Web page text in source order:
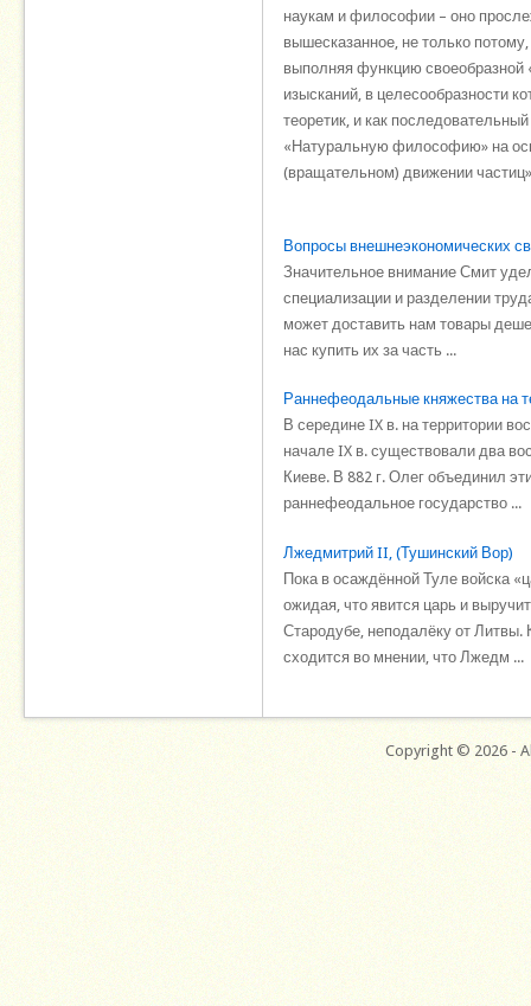
наукам и философии – оно
вышесказанное, не только
выполняя функцию своеобразной
изысканий, в целесообразности
теоретик, и как
«Натуральную философию» на
(вращательном) движении
Вопросы внешнеэкономических
Значительное внимание Смит
специализации и разделении
может доставить нам товары
нас купить их за часть ...
Раннефеодальные княжества на
В середине IX в. на территории
начале IX в. существовали два
Киеве. В 882 г. Олег объединил
раннефеодальное государство ...
Лжедмитрий II, (Тушинский Вор)
Пока в осаждённой Туле войска
ожидая, что явится царь и
Стародубе, неподалёку от
сходится во мнении, что Лжедм ...
Copyright © 2026 -